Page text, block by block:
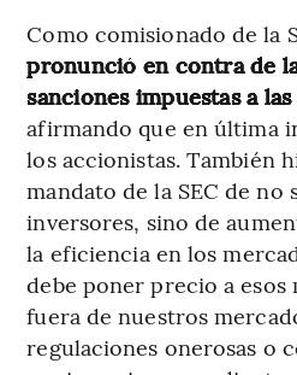
Como comisionado de la
pronunció en contra de
sanciones impuestas a
afirmando que en última
los accionistas. También
mandato de la SEC de
inversores, sino de
la eficiencia en los
debe poner precio a esos
fuera de nuestros
regulaciones onerosas o